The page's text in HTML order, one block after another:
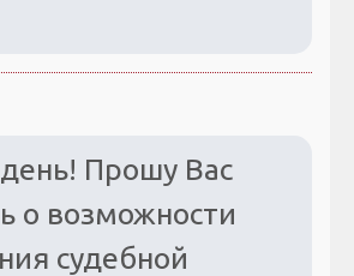
Прошу Вас
о возможности
судебной